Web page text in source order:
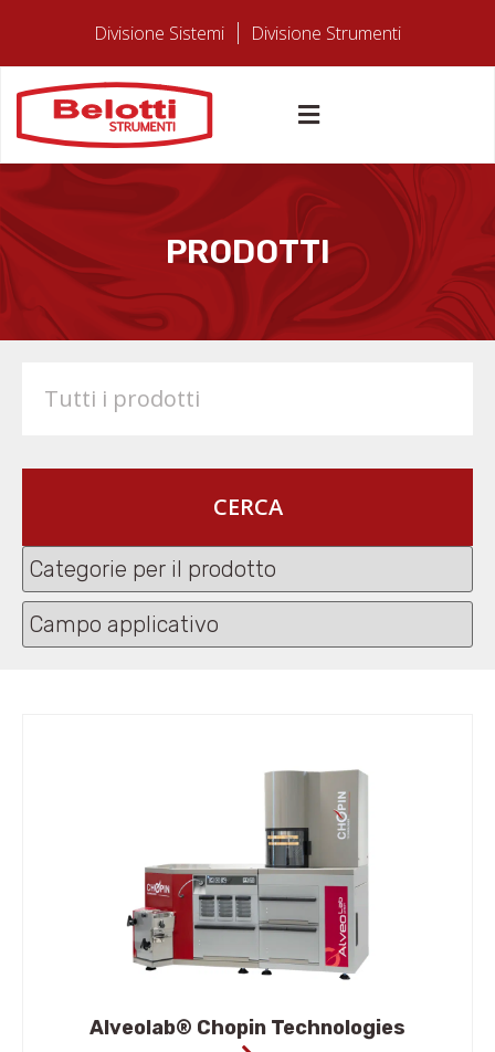
Divisione Sistemi Divisione Strumenti
PRODOTTI
CERCA
Alveolab® Chopin Technologies